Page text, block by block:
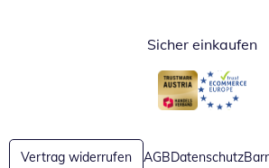
Sicher einkaufen
Öffnet in neuem
Öffnet in
Vertrag widerrufen AGBDatenschutz